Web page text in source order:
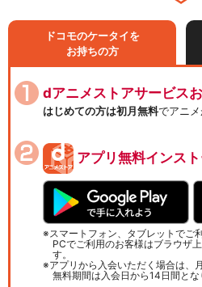
ドコモのケータイを
お持ちの方
dアニメストアサービス
はじめての方は初月無料でアニメ
アプリ無料インス
スマートフォン、タブレットでご
PCでご利用のお客様はブラウザ
す。
アプリから入会いただく場合は、
無料期間は入会日から14日間とな